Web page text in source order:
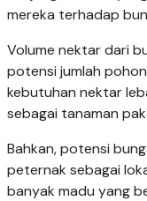
mereka terhadap
Volume nektar dari
potensi jumlah
kebutuhan nektar
sebagai tanaman
Bahkan, potensi
peternak sebagai
banyak madu yang